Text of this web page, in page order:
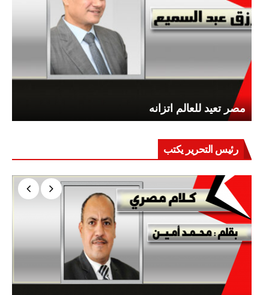
مصر تعيد للعالم اتزانه
رئيس التحرير يكتب